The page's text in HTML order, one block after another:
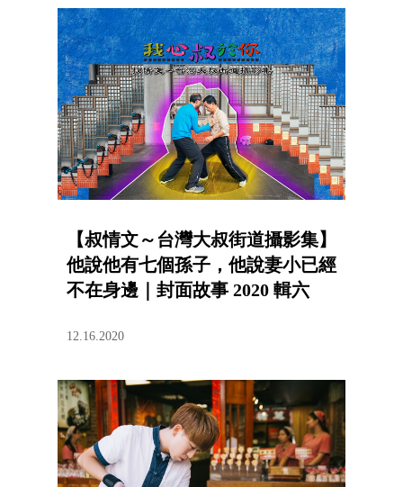
【叔情文～台灣大叔街道攝影集】
他說他有七個孫子，他說妻小已經
不在身邊｜封面故事 2020 輯六
12.16.2020